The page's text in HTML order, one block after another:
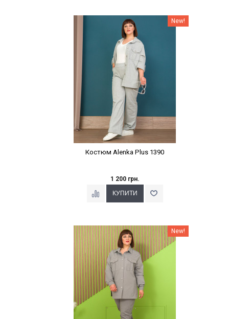
Наклейки Варіант з % New!
Костюм Alenka Plus 1390
1 200 грн.
Наклейки Варіант з % New!